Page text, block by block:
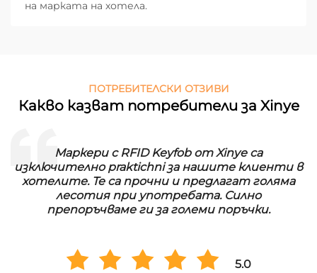
на марката на хотела.
ПОТРЕБИТЕЛСКИ ОТЗИВИ
Какво казват потребители за Xinye
Маркери с RFID Keyfob от Xinye са
изключително praktichni за нашите клиенти в
хотелите. Те са прочни и предлагат голяма
лесотия при употребата. Силно
препоръчваме ги за големи поръчки.
5.0